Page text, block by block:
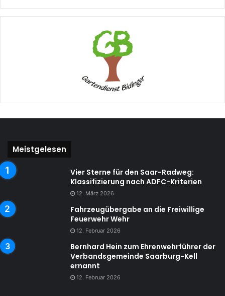
Meistgelesen
Vier Sterne für den Saar-Radweg:
Klassifizierung nach ADFC-Kriterien
12. März 2026
Fahrzeugübergabe an die Freiwillige
Feuerwehr Wehr
12. Februar 2026
Bernhard Hein zum Ehrenwehrführer der
Verbandsgemeinde Saarburg-Kell
ernannt
12. Februar 2026